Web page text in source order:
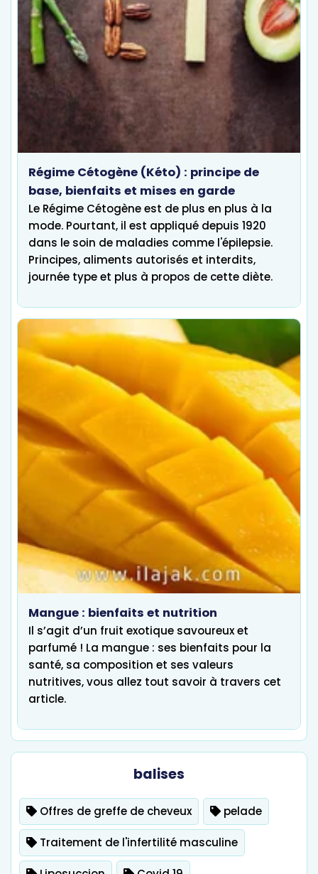
Régime Cétogène (Kéto) : principe de
base, bienfaits et mises en garde
Le Régime Cétogène est de plus en plus à la
mode. Pourtant, il est appliqué depuis 1920
dans le soin de maladies comme l'épilepsie.
Principes, aliments autorisés et interdits,
journée type et plus à propos de cette diète.
Mangue : bienfaits et nutrition
Il s’agit d’un fruit exotique savoureux et
parfumé ! La mangue : ses bienfaits pour la
santé, sa composition et ses valeurs
nutritives, vous allez tout savoir à travers cet
article.
balises
Offres de greffe de cheveux pelade
Traitement de l'infertilité masculine